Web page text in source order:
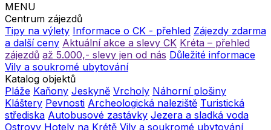
MENU
Centrum zájezdů
Tipy na výlety Informace o CK - přehled Zájezdy zdarma
a další ceny Aktuální akce a slevy CK Kréta – přehled
zájezdů až 5.000,- slevy jen od nás Důležité informace
Vily a soukromé ubytování
Katalog objektů
Pláže Kaňony Jeskyně Vrcholy Náhorní plošiny
Kláštery Pevnosti Archeologická naleziště Turistická
střediska Autobusové zastávky Jezera a sladká voda
Ostrovy Hotely na Krétě Vily a soukromé ubytování